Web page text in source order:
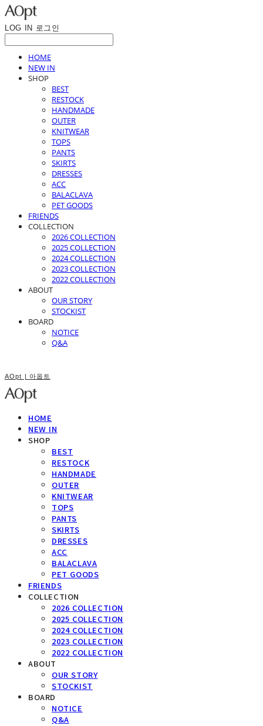
LOG IN 로그인
HOME
NEW IN
SHOP
BEST
RESTOCK
HANDMADE
OUTER
KNITWEAR
TOPS
PANTS
SKIRTS
DRESSES
ACC
BALACLAVA
PET GOODS
FRIENDS
COLLECTION
2026 COLLECTION
2025 COLLECTION
2024 COLLECTION
2023 COLLECTION
2022 COLLECTION
ABOUT
OUR STORY
STOCKIST
BOARD
NOTICE
Q&A
AOpt | 아옵트
HOME
NEW IN
SHOP
BEST
RESTOCK
HANDMADE
OUTER
KNITWEAR
TOPS
PANTS
SKIRTS
DRESSES
ACC
BALACLAVA
PET GOODS
FRIENDS
COLLECTION
2026 COLLECTION
2025 COLLECTION
2024 COLLECTION
2023 COLLECTION
2022 COLLECTION
ABOUT
OUR STORY
STOCKIST
BOARD
NOTICE
Q&A